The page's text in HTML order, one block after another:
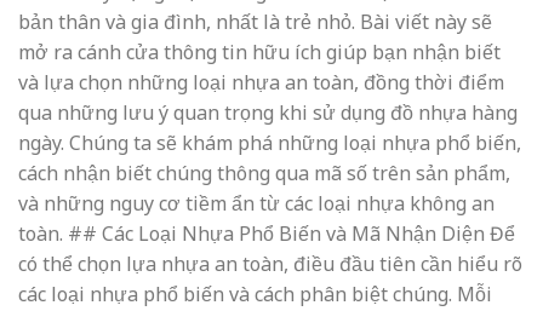
bản thân và gia đình, nhất là trẻ nhỏ. Bài viết này sẽ
mở ra cánh cửa thông tin hữu ích giúp bạn nhận biết
và lựa chọn những loại nhựa an toàn, đồng thời điểm
qua những lưu ý quan trọng khi sử dụng đồ nhựa hàng
ngày. Chúng ta sẽ khám phá những loại nhựa phổ biến,
cách nhận biết chúng thông qua mã số trên sản phẩm,
và những nguy cơ tiềm ẩn từ các loại nhựa không an
toàn. ## Các Loại Nhựa Phổ Biến và Mã Nhận Diện Để
có thể chọn lựa nhựa an toàn, điều đầu tiên cần hiểu rõ
các loại nhựa phổ biến và cách phân biệt chúng. Mỗi